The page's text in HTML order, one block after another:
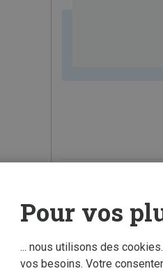
Pour vos
... nous utilisons des
vos besoins. Votre